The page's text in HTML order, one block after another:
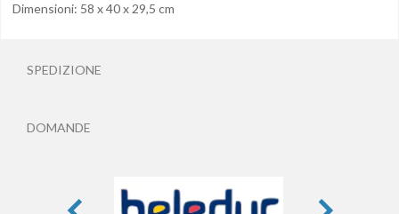
Dimensioni: 58 x 40 x 29,5 cm
SPEDIZIONE
DOMANDE